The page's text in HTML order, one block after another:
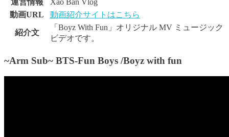
運営情報
Xào Bần Vlog
動画URL
動画紹介サイトはこちら
紹介文
「Boyz With Fun」オリジナル MV ミュージック
ビデオです。
~Arm Sub~ BTS-Fun Boys /Boyz with fun